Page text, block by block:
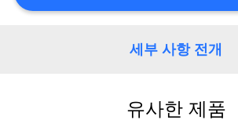
질
세부 사항 전개
유사한 제품